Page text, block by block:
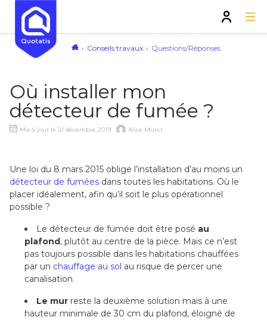
Conseils travaux Questions/Réponses
Où installer mon
détecteur de fumée ?
Mis à jour le 21 décembre 2019 Alice Muret
Une loi du 8 mars 2015 oblige l’installation d’au moins un
détecteur de fumées dans toutes les habitations. Où le
placer idéalement, afin qu’il soit le plus opérationnel
possible ?
Le détecteur de fumée doit être posé au
plafond , plutôt au centre de la pièce. Mais ce n’est
pas toujours possible dans les habitations chauffées
par un chauffage au sol au risque de percer une
canalisation.
Le mur reste la deuxième solution mais à une
hauteur minimale de 30 cm du plafond, éloigné de